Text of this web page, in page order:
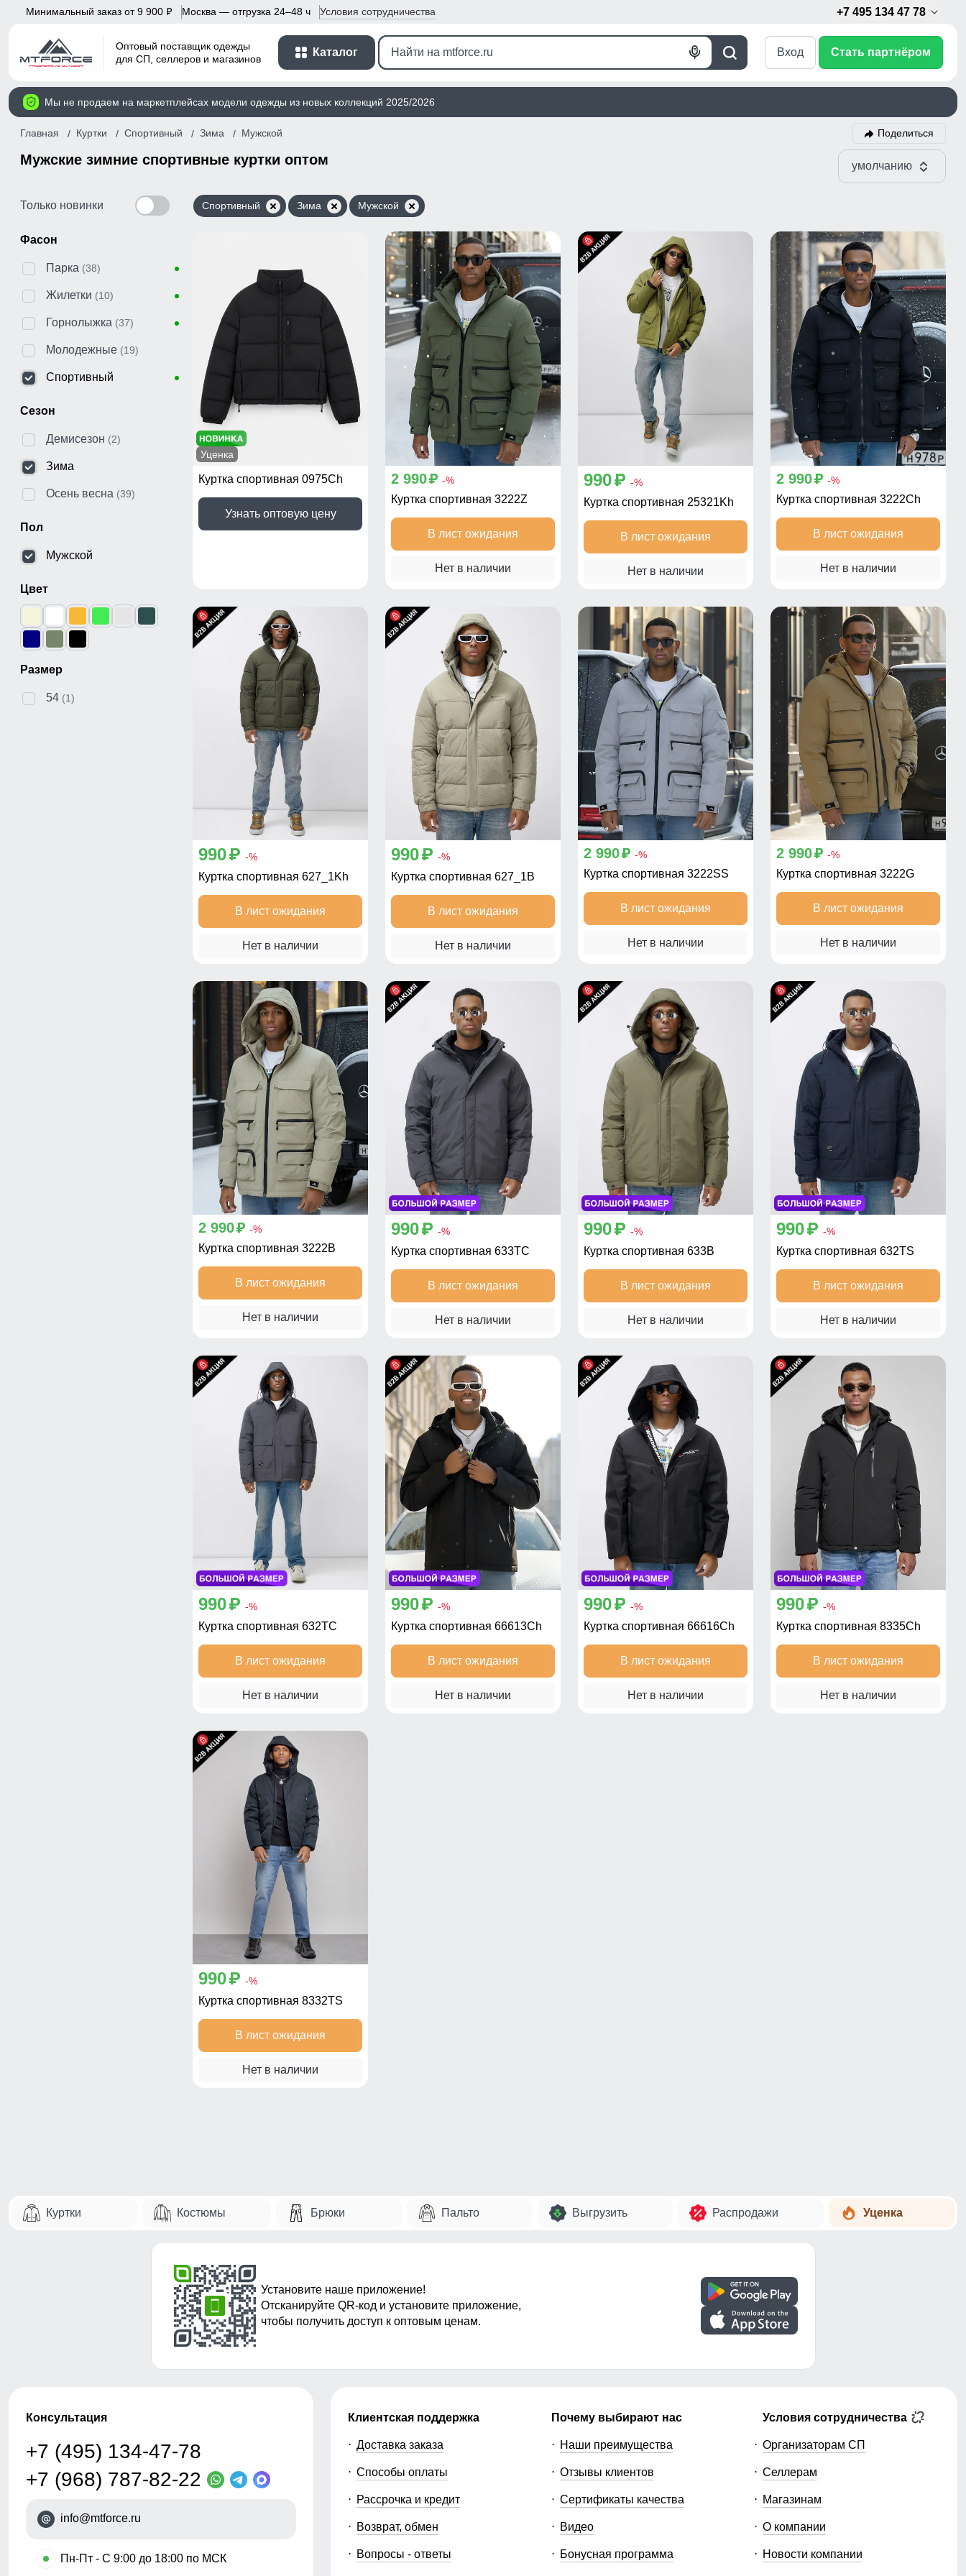
Минимальный заказ от 9 900 p Москва — отгрузка 24–48 ч Условия сотрудничества +7 495 134 47 78
Оптовый поставщик одежды
для СП, селлеров и магазинов
Каталог
Поиск
Голосовой
Вход Стать партнёром
Мы не продаем на маркетплейсах модели одежды из новых коллекций 2025/2026
Главная Куртки Спортивный Зима Мужской Поделиться
Мужские зимние спортивные куртки оптом умолчанию
Только новинки
Фасон
Парка (38)
Жилетки (10)
Горнолыжка (37)
Молодежные (19)
Спортивный
Сезон
Демисезон (2)
Зима
Осень весна (39)
Пол
Мужской
Цвет
Размер
54 (1)
Спортивный Зима Мужской
Уценка
Куртка спортивная 0975Ch
Узнать оптовую цену
2 990p -%
Куртка спортивная 3222Z
В лист ожидания
Нет в наличии
990 p -%
Куртка спортивная 25321Kh
В лист ожидания
Нет в наличии
2 990p -%
Куртка спортивная 3222Ch
В лист ожидания
Нет в наличии
990 p -%
Куртка спортивная 627_1Kh
В лист ожидания
Нет в наличии
990 p -%
Куртка спортивная 627_1B
В лист ожидания
Нет в наличии
2 990p -%
Куртка спортивная 3222SS
В лист ожидания
Нет в наличии
2 990p -%
Куртка спортивная 3222G
В лист ожидания
Нет в наличии
2 990p -%
Куртка спортивная 3222B
В лист ожидания
Нет в наличии
990 p -%
Куртка спортивная 633TC
В лист ожидания
Нет в наличии
990 p -%
Куртка спортивная 633B
В лист ожидания
Нет в наличии
990 p -%
Куртка спортивная 632TS
В лист ожидания
Нет в наличии
990 p -%
Куртка спортивная 632TC
В лист ожидания
Нет в наличии
990 p -%
Куртка спортивная 66613Ch
В лист ожидания
Нет в наличии
990 p -%
Куртка спортивная 66616Ch
В лист ожидания
Нет в наличии
990 p -%
Куртка спортивная 8335Ch
В лист ожидания
Нет в наличии
990 p -%
Куртка спортивная 8332TS
В лист ожидания
Нет в наличии
Куртки Костюмы Брюки Пальто Выгрузить Распродажи Уценка
Установите наше приложение!
Отсканируйте QR-код и установите приложение,
чтобы получить доступ к оптовым ценам.
Консультация
+7 (495) 134-47-78
+7 (968) 787-82-22
info@mtforce.ru
• Пн-Пт - С 9:00 до 18:00 по МСК
Клиентская поддержка
Доставка заказа
Способы оплаты
Рассрочка и кредит
Возврат, обмен
Вопросы - ответы
Почему выбирают нас
Наши преимущества
Отзывы клиентов
Сертификаты качества
Видео
Бонусная программа
Условия сотрудничества
Организаторам СП
Селлерам
Магазинам
О компании
Новости компании